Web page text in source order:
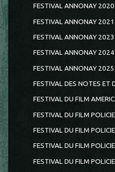
FESTIVAL ANNONAY 2020
FESTIVAL ANNONAY 2021
FESTIVAL ANNONAY 2023
FESTIVAL ANNONAY 2024
FESTIVAL ANNONAY 2025
FESTIVAL DES NOTES ET
FESTIVAL DU FILM
FESTIVAL DU FILM
FESTIVAL DU FILM
FESTIVAL DU FILM
FESTIVAL DU FILM